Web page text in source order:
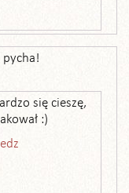
pycha!
się cieszę,
:)